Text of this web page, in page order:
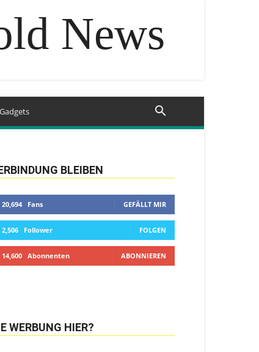
News
BLEIBEN
20,694 Fans GEFÄLLT MIR
2,506 Follower FOLGEN
14,600 Abonnenten ABONNIEREN
WERBUNG HIER?